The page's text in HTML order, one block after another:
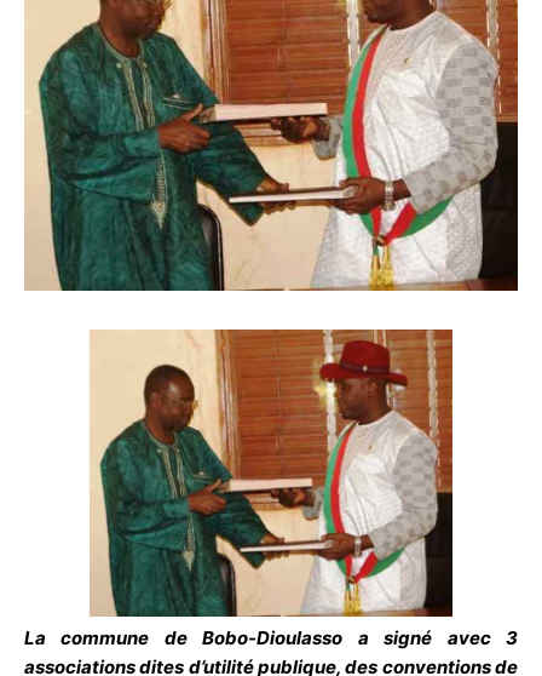
La commune de Bobo-Dioulasso a signé avec 3
associations dites d’utilité publique, des conventions de